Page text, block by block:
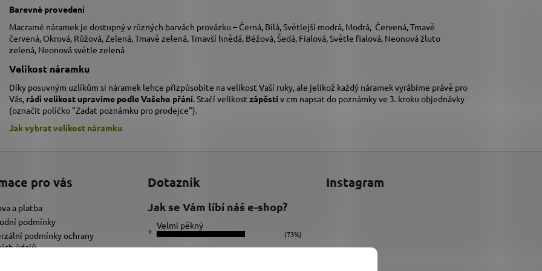
Barevné provedení
Macramé náramek je dostupný v různých barvách provázku – Černá, Bílá, Světlejší modrá, Modrá, Červená, Tmavě
červená, Okrová, Růžová, Zelená, Tmavě zelená, Tmavší hnědá, Béžová, Šedá, Fialová, Světle fialová, Neonová žluto
zelená, Neonová světle zelená
Velikost náramku
Díky posuvným uzlíkům si náramek lehce přizpůsobíte na velikost Vaší ruky,ale jelikož každý náramek vyrábíme právě pro
Vás, rádi velikost upravíme podle Vašeho přání. Stačí velikost zápěstív cm napsat do poznámky ve 3. kroku objednávky
(označit políčko "Zadat poznámku pro prodejce").
Jak vybrat velikost náramku
pro vás
a platba
podmínky
podmínky ochrany
údajů
Dotazník
Jak se Vám líbí náš e-shop?
Velmi pěkný
(73%)
Ujde to
Instagram